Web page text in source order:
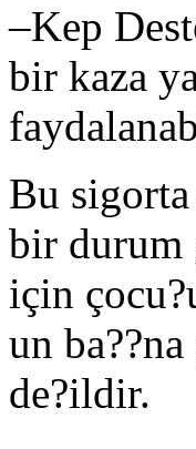
–Kep
bir kaza
Bu sigorta
bir durum
için
un
de?ildir.